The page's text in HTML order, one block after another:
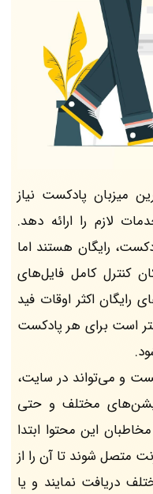
میزبان پادکست نیاز
لازم را ارائه دهد.
رایگان هستند اما
کنترل کامل فایل‌های
رایگان اکثر اوقات فید
بهتر است برای هر پادکست
و می‌تواند در سایت،
مختلف و حتی
این محتوا ابتدا
متصل شوند تا آن را از
دریافت نمایند و یا